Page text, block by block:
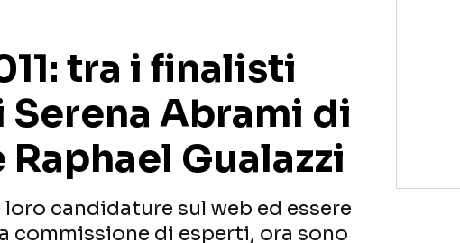
tra i finalisti
Abrami di
Raphael Gualazzi
candidature sul web ed essere
commissione di esperti, ora sono